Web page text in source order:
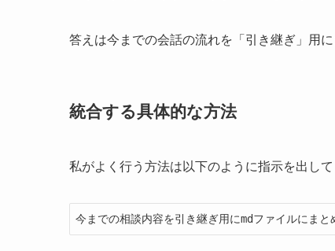
答えは今までの会話の流れを「引き継ぎ」用
統合する具体的な方法
私がよく行う方法は以下のように指示を出して
今までの相談内容を引き継ぎ用にmdファイルにまと